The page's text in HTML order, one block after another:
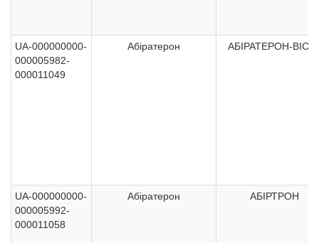
UA-000000000-
000005982-
000011049
Абіратерон АБІРАТЕРОН-
UA-000000000-
000005992-
000011058
Абіратерон АБІРТРОН